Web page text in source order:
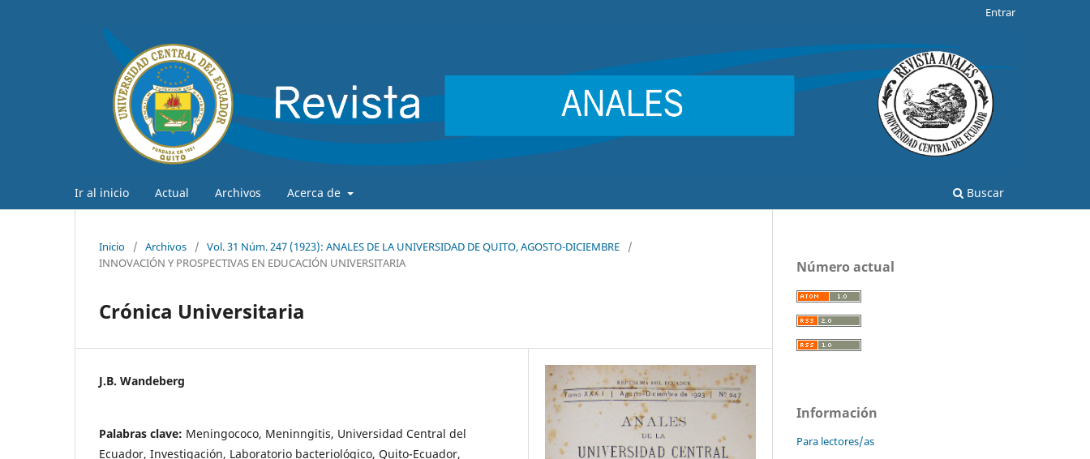
Ir al inicio Actual Archivos Acerca de Buscar
Entrar
Inicio / Archivos / Vol. 31 Núm. 247 (1923): ANALES DE LA UNIVERSIDAD DE QUITO, AGOSTO-DICIEMBRE
/
INNOVACIÓN Y PROSPECTIVAS EN EDUCACIÓN UNIVERSITARIA
Crónica Universitaria
J.B. Wandeberg
Palabras clave: Meningococo, Meninngitis, Universidad Central del
Ecuador, Investigación, Laboratorio bacteriológico, Quito-Ecuador,
Número actual
Información
Para lectores/as